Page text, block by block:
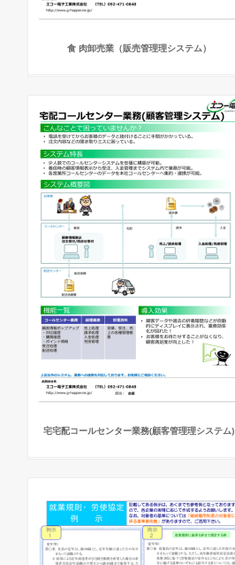
食 肉卸売業（販売管理理システム）
宅宅配コールセンター業務(顧客管理理システム)